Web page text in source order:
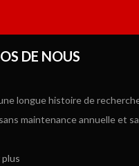
DE NOUS
longue histoire de
maintenance annuelle et
plus